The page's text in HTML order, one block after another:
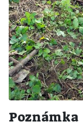
Poznámka